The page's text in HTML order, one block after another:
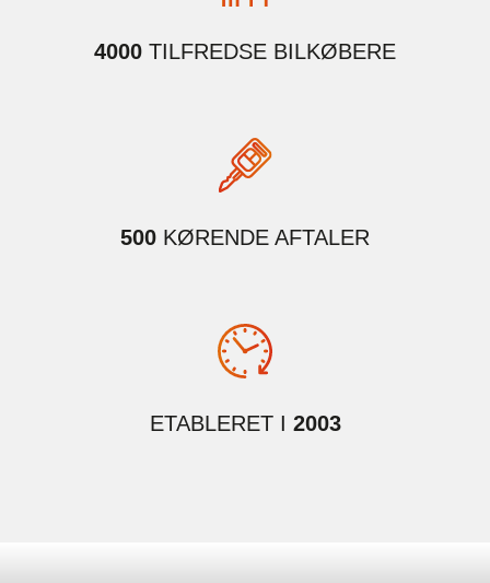
4000 TILFREDSE BILKØBERE
500 KØRENDE AFTALER
ETABLERET I 2003